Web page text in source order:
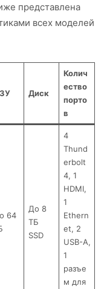
представлена
всех моделей
Диск
Колич
ество
порто
в
64
До 8
ТБ
SSD
4
Thund
erbolt
4, 1
HDMI,
1
Ethern
et, 2
USB-A,
1
разъе
м для